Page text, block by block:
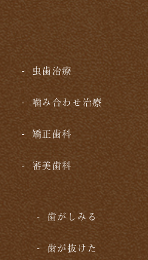
虫歯治療
噛み合わせ治療
矯正歯科
審美歯科
歯がしみる
歯が抜けた